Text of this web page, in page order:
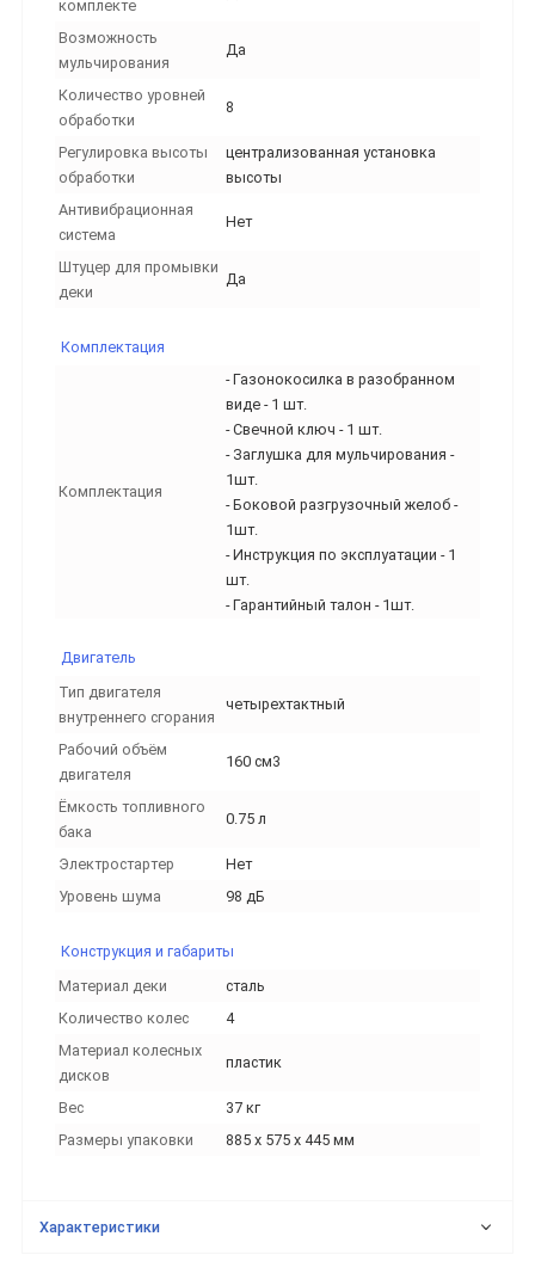
комплекте
Возможность
мульчирования
Да
Количество уровней
обработки
8
Регулировка высоты
обработки
централизованная установка
выcоты
Антивибрационная
система
Нет
Штуцер для промывки
деки
Да
Комплектация
Комплектация
- Газонокосилка в разобранном
виде - 1 шт.
- Свечной ключ - 1 шт.
- Заглушка для мульчирования -
1шт.
- Боковой разгрузочный желоб -
1шт.
- Инструкция по эксплуатации - 1
шт.
- Гарантийный талон - 1шт.
Двигатель
Тип двигателя
внутреннего сгорания
четырехтактный
Рабочий объём
двигателя
160 см3
Ёмкость топливного
бака
0.75 л
Электростартер
Нет
Уровень шума
98 дБ
Конструкция и габариты
Материал деки
сталь
Количество колес
4
Материал колесных
дисков
пластик
Вес
37 кг
Размеры упаковки
885 x 575 x 445 мм
Характеристики